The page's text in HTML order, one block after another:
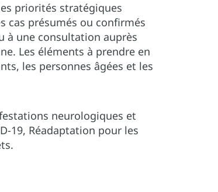
priorités stratégiques
cas présumés ou confirmés
à une consultation auprès
Les éléments à prendre en
les personnes âgées et les
neurologiques et
19, Réadaptation pour les